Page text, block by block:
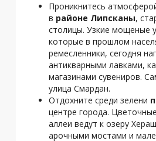
Проникнитесь
в районе Липсканы,
столицы. Узкие мощеные
которые в прошлом
ремесленники, сегодня
антикварными лавками,
магазинами сувениров.
улица Смардан.
Отдохните среди зелени
центре города.
аллеи ведут к озеру
арочными мостами и